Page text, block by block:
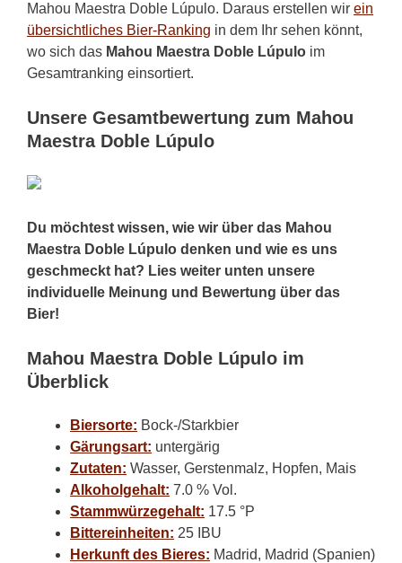
Mahou Maestra Doble Lúpulo. Daraus erstellen wir ein
übersichtliches Bier-Ranking in dem Ihr sehen könnt,
wo sich das Mahou Maestra Doble Lúpulo im
Gesamtranking einsortiert.
Unsere Gesamtbewertung zum Mahou
Maestra Doble Lúpulo
Du möchtest wissen, wie wir über das Mahou
Maestra Doble Lúpulo denken und wie es uns
geschmeckt hat? Lies weiter unten unsere
individuelle Meinung und Bewertung über das
Bier!
Mahou Maestra Doble Lúpulo im
Überblick
Biersorte: Bock-/Starkbier
Gärungsart: untergärig
Zutaten: Wasser, Gerstenmalz, Hopfen, Mais
Alkoholgehalt: 7.0 % Vol.
Stammwürzegehalt: 17.5 °P
Bittereinheiten: 25 IBU
Herkunft des Bieres: Madrid, Madrid (Spanien)